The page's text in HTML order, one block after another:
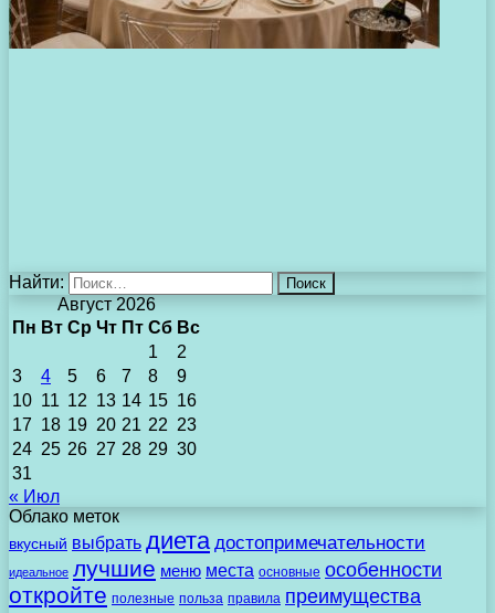
Найти:
Август 2026
Пн Вт Ср Чт Пт Сб Вс
1
2
3
4 5 6 7 8
9
10 11 12 13 14 15 16
17 18 19 20 21 22 23
24 25 26 27 28 29 30
31
« Июл
Облако меток
вкусный выбрать диета достопримечательности
идеальное лучшие меню места основные особенности
откройте полезные польза правила преимущества